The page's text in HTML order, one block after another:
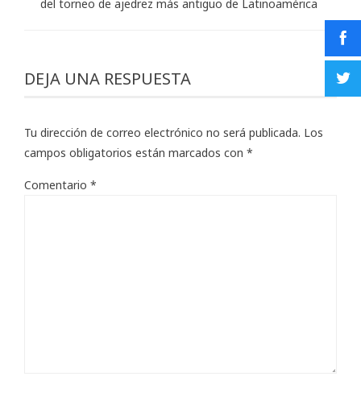
del torneo de ajedrez más antiguo de Latinoamérica
DEJA UNA RESPUESTA
Tu dirección de correo electrónico no será publicada. Los
campos obligatorios están marcados con *
Comentario *